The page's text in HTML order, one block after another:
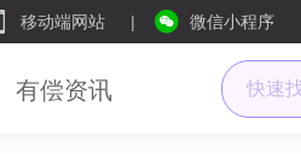
移动端网站 微信小程序
有偿资讯